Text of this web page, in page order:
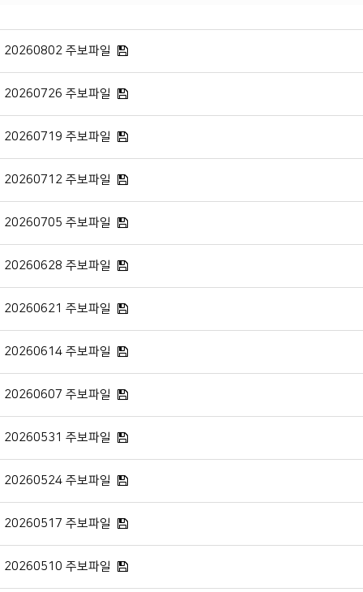
20260802 주보파일
20260726 주보파일
20260719 주보파일
20260712 주보파일
20260705 주보파일
20260628 주보파일
20260621 주보파일
20260614 주보파일
20260607 주보파일
20260531 주보파일
20260524 주보파일
20260517 주보파일
20260510 주보파일